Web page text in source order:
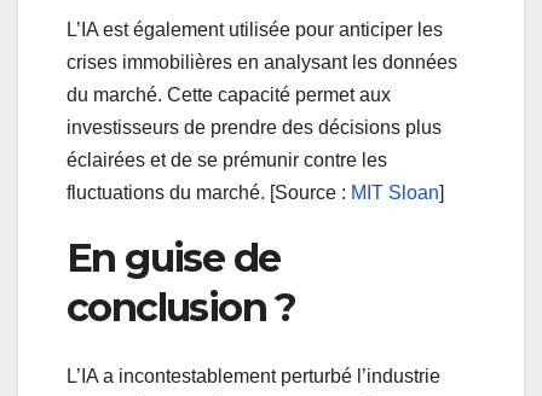
L’IA est également utilisée pour anticiper les
crises immobilières en analysant les données
du marché. Cette capacité permet aux
investisseurs de prendre des décisions plus
éclairées et de se prémunir contre les
fluctuations du marché. [Source : MIT Sloan]
En guise de
conclusion ?
L’IA a incontestablement perturbé l’industrie